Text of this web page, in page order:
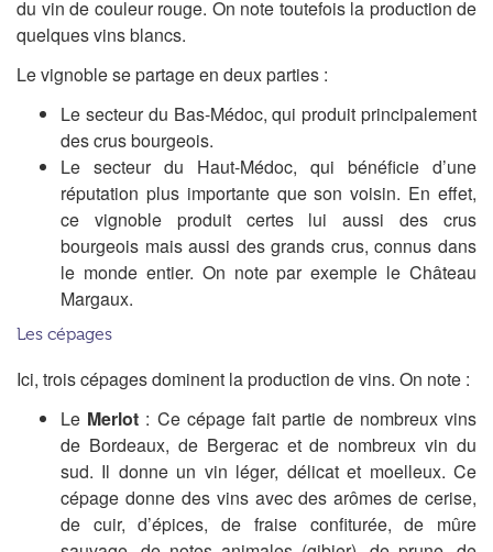
du vin de couleur rouge. On note toutefois la production de
quelques vins blancs.
Le vignoble se partage en deux parties :
Le secteur du Bas-Médoc, qui produit principalement
des crus bourgeois.
Le secteur du Haut-Médoc, qui bénéficie d’une
réputation plus importante que son voisin. En effet,
ce vignoble produit certes lui aussi des crus
bourgeois mais aussi des grands crus, connus dans
le monde entier. On note par exemple le Château
Margaux.
Les cépages
Ici, trois cépages dominent la production de vins. On note :
Le Merlot : Ce cépage fait partie de nombreux vins
de Bordeaux, de Bergerac et de nombreux vin du
sud. Il donne un vin léger, délicat et moelleux. Ce
cépage donne des vins avec des arômes de cerise,
de cuir, d’épices, de fraise confiturée, de mûre